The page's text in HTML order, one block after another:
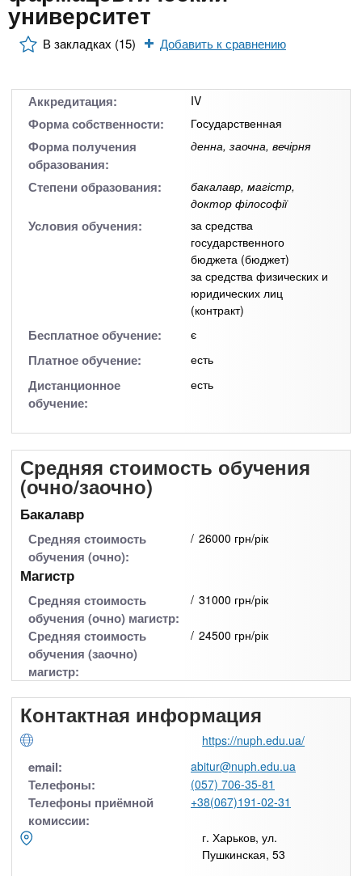
n
t
s
n
o
х
з
Онлайн курсы
За рубежом
университет
В закладках (15) Добавить к сравнению
Аккредитация: IV
Форма собственности: Государственная
Форма получения
образования:
денна, заочна, вечірня
Степени образования:
бакалавр, магістр,
доктор філософії
Условия обучения:
за средства
государственного
бюджета (бюджет)
за средства физических и
юридических лиц
(контракт)
Бесплатное обучение: є
Платное обучение: есть
Дистанционное
обучение:
есть
Средняя стоимость обучения
(очно/заочно)
Бакалавр
Средняя стоимость
обучения (очно):
26000 грн/рік
Магистр
Средняя стоимость
обучения (очно) магистр:
31000 грн/рік
Средняя стоимость
обучения (заочно)
магистр:
24500 грн/рік
Контактная информация
https://nuph.edu.ua/
email: abitur@nuph.edu.ua
Телефоны: (057) 706-35-81
Телефоны приёмной
комиссии:
+38(067)191-02-31
г. Харьков, ул.
Пушкинская, 53